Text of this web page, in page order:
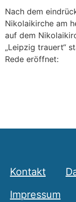
Nach dem
Nikolaikirche am
auf dem
„Leipzig trauert“
Rede eröffnet:
Kontakt
Impressum